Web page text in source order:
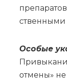
ствен­ны­ми
Осо­бые
от­ме­ны»